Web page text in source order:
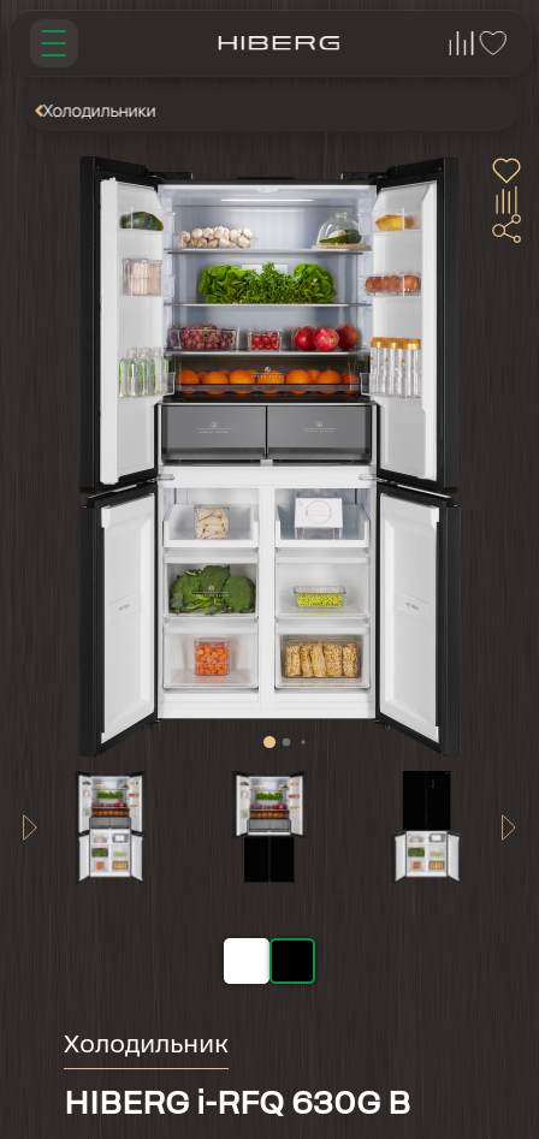
Холодильники
Холодильник
HIBERG i-RFQ 630G B